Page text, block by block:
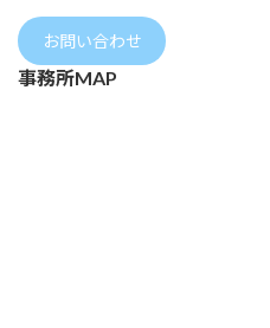
お問い合わせ
事務所MAP